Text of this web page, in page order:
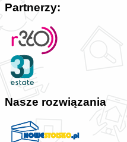
Partnerzy:
Nasze rozwiązania